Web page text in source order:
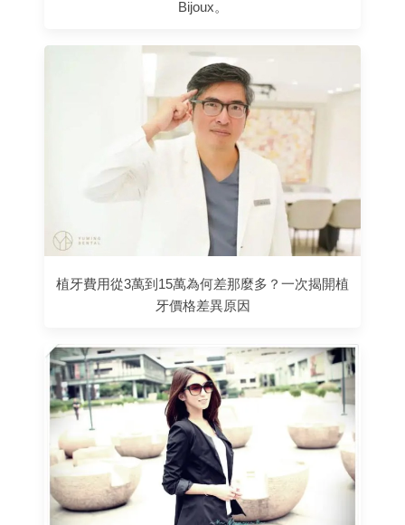
Bijoux。
植牙費用從3萬到15萬為何差那麼多？一次揭開植
牙價格差異原因